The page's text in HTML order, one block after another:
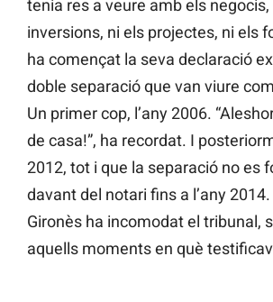
tenia res a veure amb els negocis,
inversions, ni els projectes, ni els
ha començat la seva declaració
doble separació que van viure
Un primer cop, l’any 2006.
de casa!”, ha recordat. I
2012, tot i que la separació no es
davant del notari fins a l’any
Gironès ha incomodat el tribunal,
aquells moments en què